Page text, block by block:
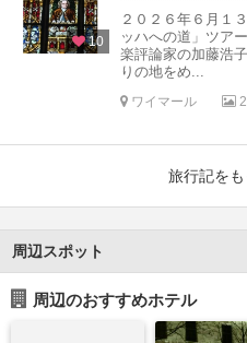
10
２０２６年６月１
ッハへの道」ツア
楽評論家の加藤浩
りの地をめ...
ワイマール
旅行記を
周辺スポット
周辺のおすすめホテル